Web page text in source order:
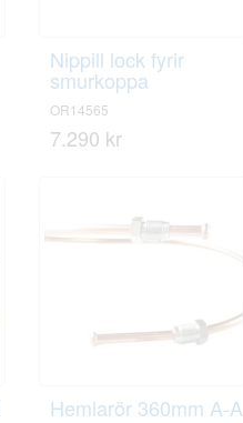
Nippill lock fyrir
smurkoppa
OR14565
7.290 kr
Hemlarör 360mm A-A